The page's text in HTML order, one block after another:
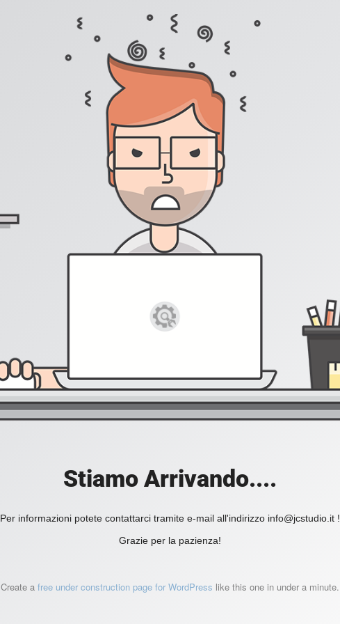
Stiamo Arrivando....
Per informazioni potete contattarci tramite e-mail all'indirizzo info@jcstudio.it !
Grazie per la pazienza!
Create a free under construction page for WordPress like this one in under a minute.